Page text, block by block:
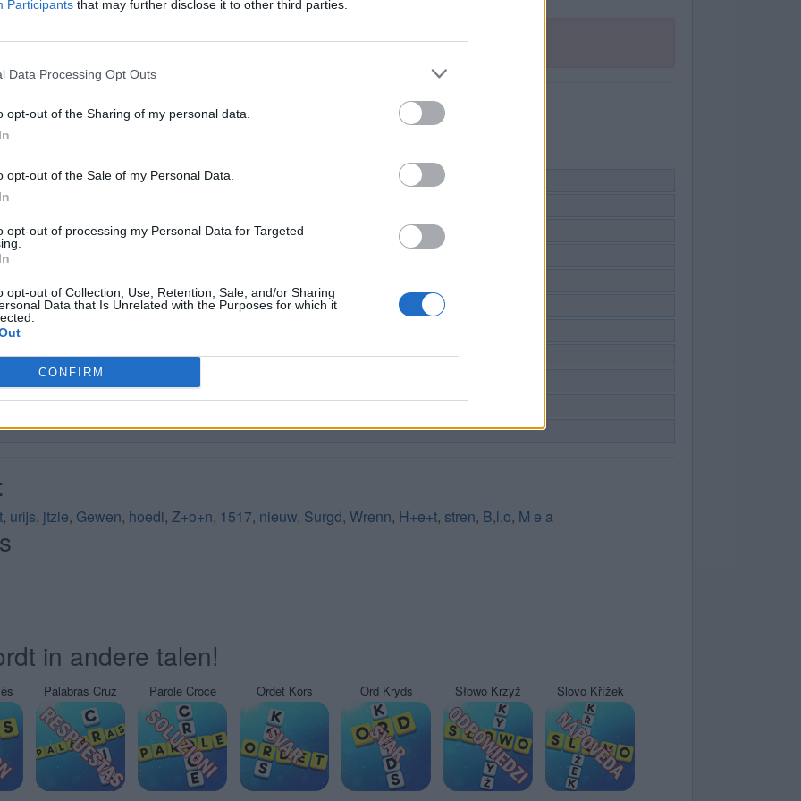
Participants that may further disclose it to other third parties.
Data Processing Opt Outs
opt-out of the Sharing of my personal data.
opt-out of the Sale of my Personal Data.
opt-out of processing my Personal Data for Targeted
opt-out of Collection, Use, Retention, Sale, and/or Sharing
Data that Is Unrelated with the Purposes for which it
CONFIRM
maar wij raden u aan de zoekopdracht op letters te gebruiken.
, urijs, jtzie, Gewen, hoedi, Z+o+n, 1517, nieuw, Surgd, Wrenn, H+e+t, stren, B,l,o, M e a
in andere talen!
Palabras Cruz Parole Croce Ordet Kors Ord Kryds Słowo Krzyż Slovo Křížek